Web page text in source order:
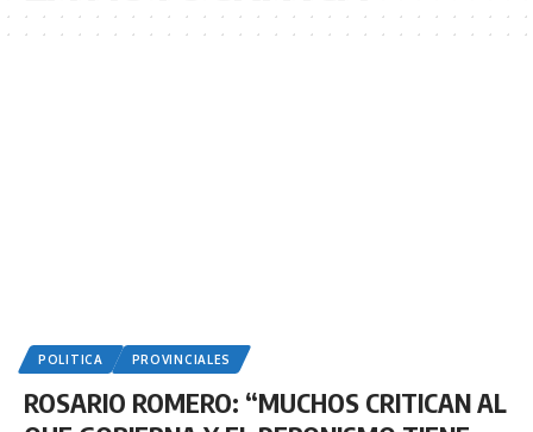
POLITICA PROVINCIALES
ROSARIO ROMERO: “MUCHOS CRITICAN AL